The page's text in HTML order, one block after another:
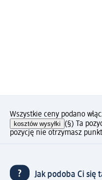
Wszystkie ceny podano
kosztów wysyłki (§) Ta
pozycję nie otrzymasz
Jak podoba Ci się